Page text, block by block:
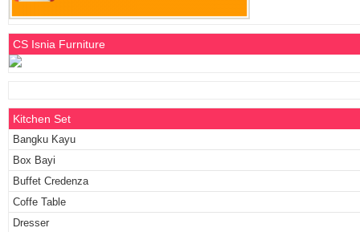
CS Isnia Furniture
Kitchen Set
Bangku Kayu
Box Bayi
Buffet Credenza
Coffe Table
Dresser